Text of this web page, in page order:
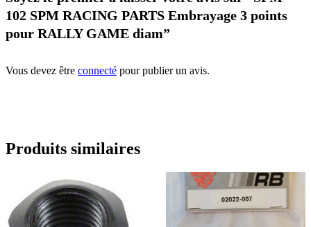
102 SPM RACING PARTS Embrayage 3 points
pour RALLY GAME diam”
Vous devez être connecté pour publier un avis.
Produits similaires